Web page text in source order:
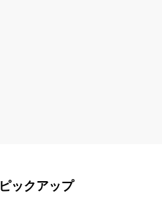
ピックアップ